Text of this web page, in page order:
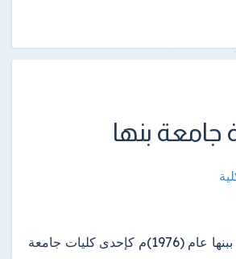
جامعة بنها
أنشئت كلية التربية ببنها عام (1976)م كإحدى كليات جامعة